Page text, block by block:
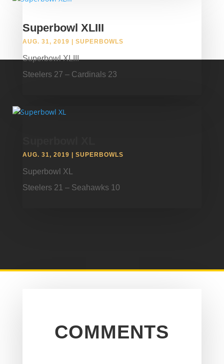
Superbowl XLIII
AUG. 31, 2019 | SUPERBOWLS
Superbowl XLIII
Steelers 27 – Cardinals 23
AUG. 31, 2019 | SUPERBOWLS
Superbowl XL
Steelers 21 – Seahawks 10
COMMENTS